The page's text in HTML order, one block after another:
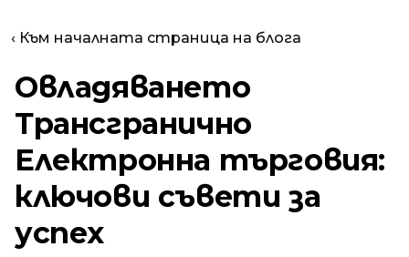
‹ Към началната страница на блога
Овладяването
Трансгранично
Електронна търговия:
ключови съвети за
успех